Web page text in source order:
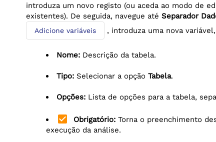
introduza um novo registo (ou aceda ao modo de
existentes). De seguida, navegue atéSeparador
Adicione variáveis , introduza uma nova
Nome: Descrição da tabela.
Tipo: Selecionar a opçãoTabela.
Opções: Lista de opções para a tabela,
check_box Obrigatório: Torna o preenchimento
execução da análise.